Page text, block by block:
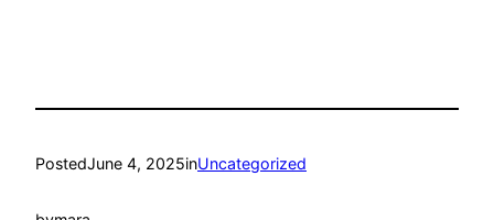
PostedJune 4, 2025inUncategorized